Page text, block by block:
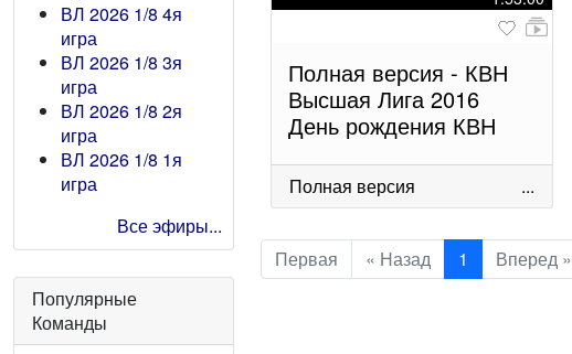
ВЛ 2026 1/8 4я
игра
ВЛ 2026 1/8 3я
игра
ВЛ 2026 1/8 2я
игра
ВЛ 2026 1/8 1я
игра
Все эфиры...
Популярные
Команды
Полная версия - КВН
Высшая Лига 2016
День рождения КВН
Полная версия ...
Первая « Назад 1 Вперед »